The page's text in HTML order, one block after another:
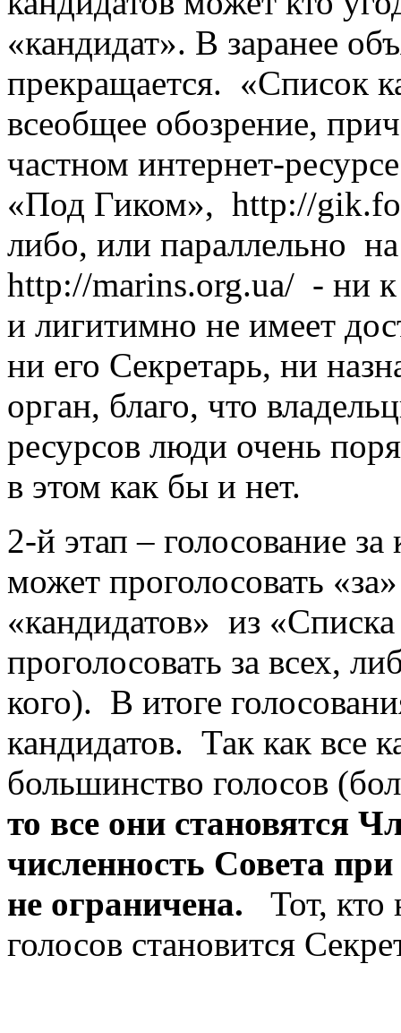
«кандидат». В заранее
прекращается. «Список
всеобщее обозрение,
частном интернет-
«Под Гиком», http://
либо, или параллельно
http://marins.org.ua/ - ни
и лигитимно не имеет
ни его Секретарь, ни
орган, благо, что
ресурсов люди очень
в этом как бы и нет.
2-й этап – голосование
может проголосовать
«кандидатов» из
проголосовать за всех,
кого). В итоге
кандидатов. Так как все
большинство голосов
то все они
численность Совета
не ограничена.
Тот, кто
голосов становится